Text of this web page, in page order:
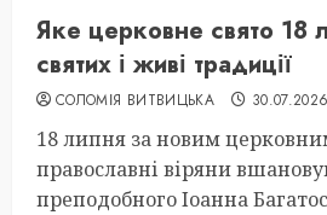
Яке церковне свято 18
святих і живі традиції
СОЛОМІЯ ВИТВИЦЬКА 30.07.2026
18 липня за новим
православні віряни
преподобного Іоанна